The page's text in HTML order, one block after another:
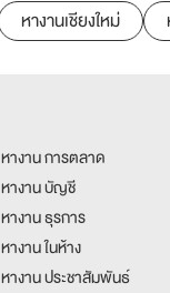
หางานเชียงใหม่
หางาน การตลาด
หางาน บัญชี
หางาน ธุรการ
หางาน ในห้าง
หางาน ประชาสัมพันธ์